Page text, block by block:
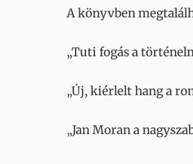
A könyvben
„Tuti fogás a
„Új, kiérlelt hang a
„Jan Moran a